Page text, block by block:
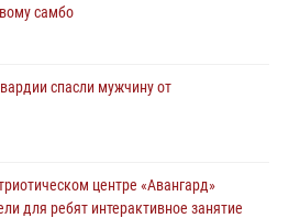
ВНЕВЕДОМСТВЕННОЙ
ОБЛАСТИ ЗАДЕРЖАНО 23
несовершеннолетнего
самбо
спасли мужчину от
центре «Авангард»
для ребят интерактивное занятие